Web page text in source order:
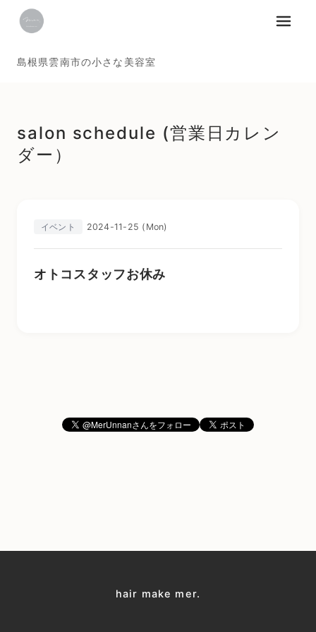
島根県雲南市の小さな美容室
メニュ
salon schedule (営業日カレン
ダー）
イベント 2024-11-25 (Mon)
オトコスタッフお休み
hair make mer.